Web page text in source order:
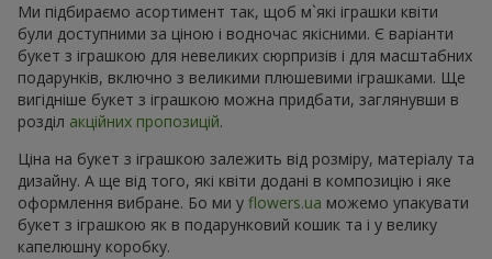
Ми підбираємо асортимент так, щоб м`які іграшки квіти
були доступними за ціною і водночас якісними. Є варіанти
букет з іграшкою для невеликих сюрпризів і для масштабних
подарунків, включно з великими плюшевими іграшками. Ще
вигідніше букет з іграшкою можна придбати, заглянувши в
розділ акційних пропозицій.
Ціна на букет з іграшкою залежить від розміру, матеріалу та
дизайну. А ще від того, які квіти додані в композицію і яке
оформлення вибране. Бо ми у flowers.ua можемо упакувати
букет з іграшкою як в подарунковий кошик та і у велику
капелюшну коробку.